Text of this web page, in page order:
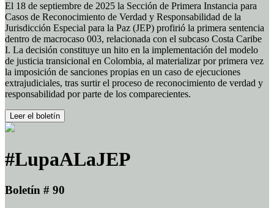
El 18 de septiembre de 2025 la Sección de Primera Instancia para
Casos de Reconocimiento de Verdad y Responsabilidad de la
Jurisdicción Especial para la Paz (JEP) profirió la primera sentencia
dentro de macrocaso 003, relacionada con el subcaso Costa Caribe
I. La decisión constituye un hito en la implementación del modelo
de justicia transicional en Colombia, al materializar por primera vez
la imposición de sanciones propias en un caso de ejecuciones
extrajudiciales, tras surtir el proceso de reconocimiento de verdad y
responsabilidad por parte de los comparecientes.
Leer el boletín
#LupaALaJEP
Boletín # 90